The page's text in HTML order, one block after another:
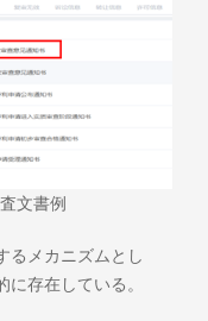
文書例
るメカニズムとし
存在している。